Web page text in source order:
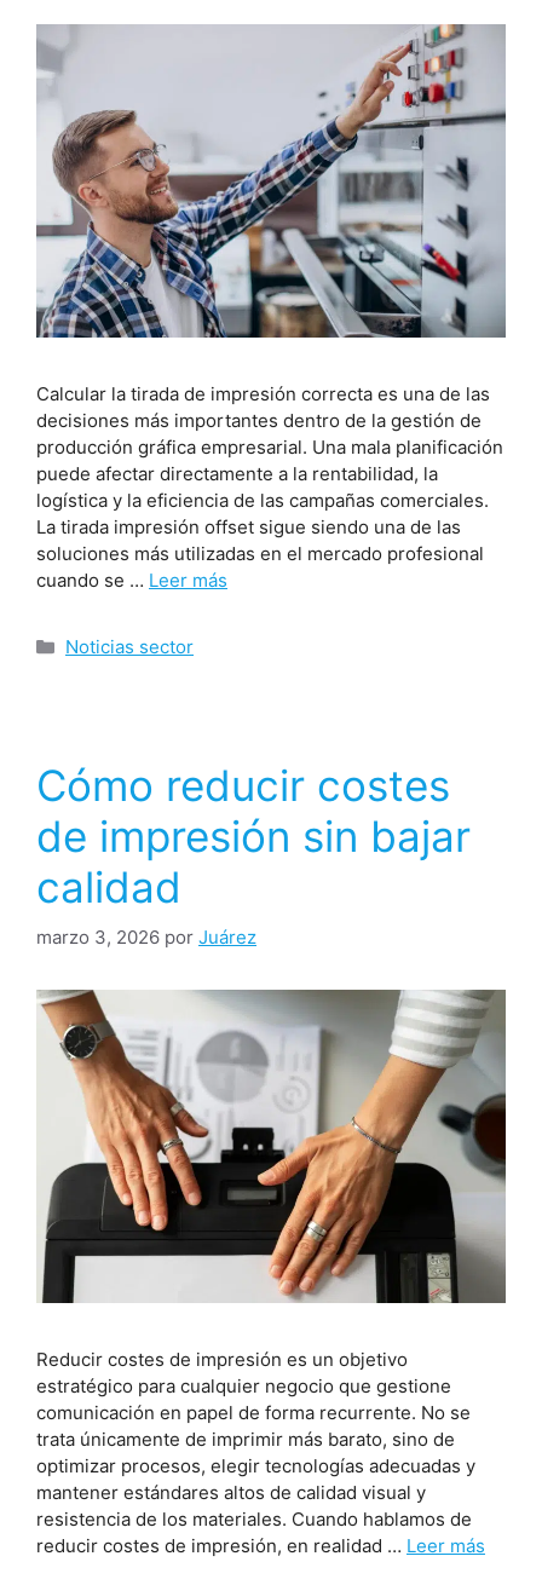
Calcular la tirada de impresión correcta es una de las
decisiones más importantes dentro de la gestión de
producción gráfica empresarial. Una mala planificación
puede afectar directamente a la rentabilidad, la
logística y la eficiencia de las campañas comerciales.
La tirada impresión offset sigue siendo una de las
soluciones más utilizadas en el mercado profesional
cuando se … Leer más
Noticias sector
Cómo reducir costes
de impresión sin bajar
calidad
marzo 3, 2026 por Juárez
Reducir costes de impresión es un objetivo
estratégico para cualquier negocio que gestione
comunicación en papel de forma recurrente. No se
trata únicamente de imprimir más barato, sino de
optimizar procesos, elegir tecnologías adecuadas y
mantener estándares altos de calidad visual y
resistencia de los materiales. Cuando hablamos de
reducir costes de impresión, en realidad … Leer más